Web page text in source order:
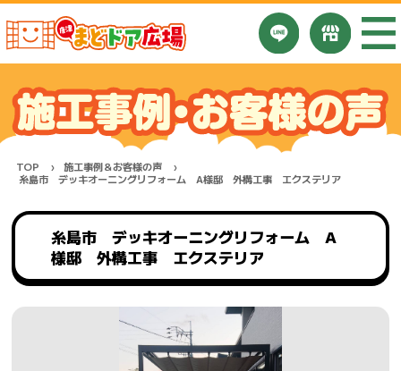
TOP
施工事例＆お客様の声
糸島市 デッキオーニングリフォーム A様邸 外構工事 エクステリア
糸島市 デッキオーニングリフォーム A
様邸 外構工事 エクステリア